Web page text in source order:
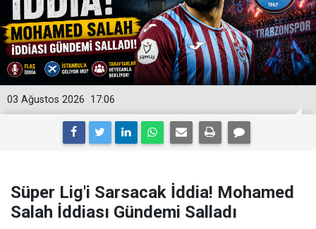
17:06
03 Ağustos 2026
Süper Lig'i Sarsacak İddia! Mohamed
Salah İddiası Gündemi Salladı